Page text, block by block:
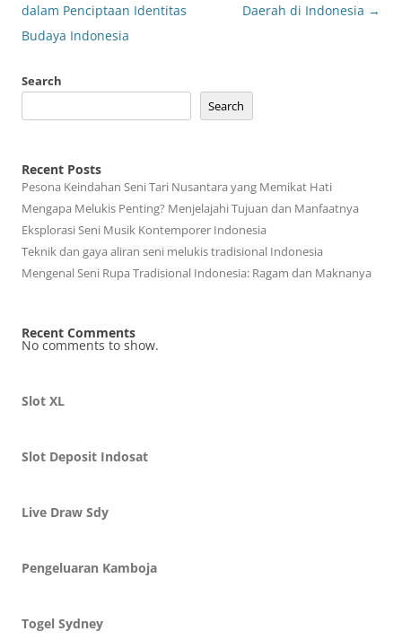
navigation
dalam Penciptaan Identitas
Budaya Indonesia
Daerah di Indonesia →
Search
Search
Recent Posts
Pesona Keindahan Seni Tari Nusantara yang Memikat Hati
Mengapa Melukis Penting? Menjelajahi Tujuan dan Manfaatnya
Eksplorasi Seni Musik Kontemporer Indonesia
Teknik dan gaya aliran seni melukis tradisional Indonesia
Mengenal Seni Rupa Tradisional Indonesia: Ragam dan Maknanya
Recent Comments
No comments to show.
Slot XL
Slot Deposit Indosat
Live Draw Sdy
Pengeluaran Kamboja
Togel Sydney